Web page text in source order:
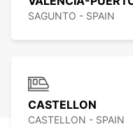
SAGUNTO - SPAIN
CASTELLON
CASTELLON - SPAIN